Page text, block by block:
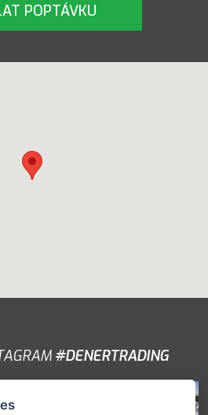
POPTÁVKU
#DENERTRADING